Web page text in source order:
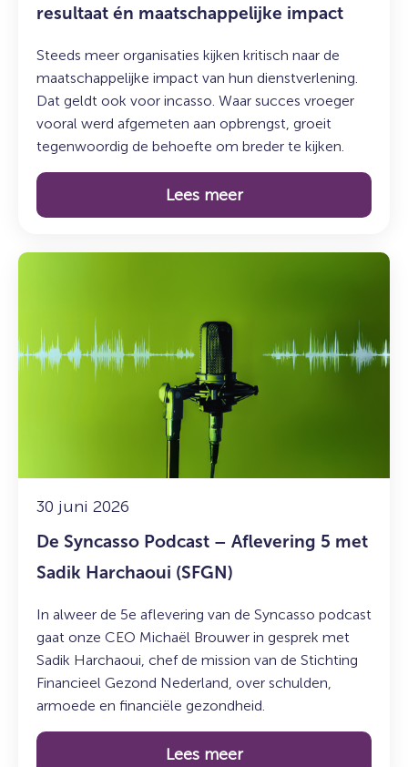
resultaat én maatschappelijke impact
Steeds meer organisaties kijken kritisch naar de
maatschappelijke impact van hun dienstverlening.
Dat geldt ook voor incasso. Waar succes vroeger
vooral werd afgemeten aan opbrengst, groeit
tegenwoordig de behoefte om breder te kijken.
Lees meer
30 juni 2026
De Syncasso Podcast – Aflevering 5 met
Sadik Harchaoui (SFGN)
In alweer de 5e aflevering van de Syncasso podcast
gaat onze CEO Michaël Brouwer in gesprek met
Sadik Harchaoui, chef de mission van de Stichting
Financieel Gezond Nederland, over schulden,
armoede en financiële gezondheid.
Lees meer
Lees
Syncasso
Podcast
Sadik
Harchaoui